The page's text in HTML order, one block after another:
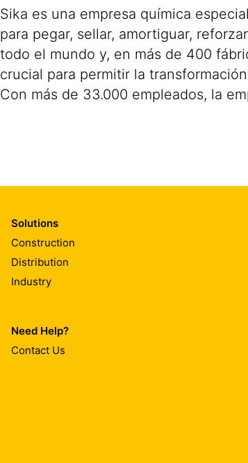
Sika es una empresa química
para pegar, sellar, amortiguar,
todo el mundo y, en más de 400
crucial para permitir la
Con más de 33.000 empleados, la
Solutions
Construction
Distribution
Industry
Need Help?
Contact Us